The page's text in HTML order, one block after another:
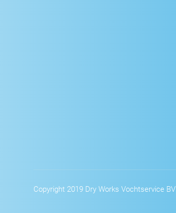
Copyright 2019 Dry Works Vochtservice BV